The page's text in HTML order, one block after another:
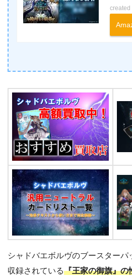
created
シャドバエボルヴのブースターパ
収録されている『王家の御旗』の